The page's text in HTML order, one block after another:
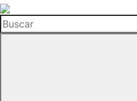
La
Hemeroteca
del
Buscar